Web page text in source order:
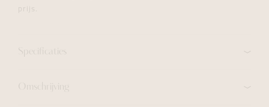
prijs.
Specificaties
Omschrijving